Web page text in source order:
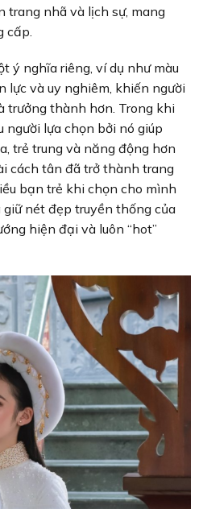
trang nhã và lịch sự, mang
cấp.
ý nghĩa riêng, ví dụ như màu
lực và uy nghiêm, khiến người
trưởng thành hơn. Trong khi
người lựa chọn bởi nó giúp
trẻ trung và năng động hơn
cách tân đã trở thành trang
bạn trẻ khi chọn cho mình
nét đẹp truyền thống của
hiện đại và luôn “hot”